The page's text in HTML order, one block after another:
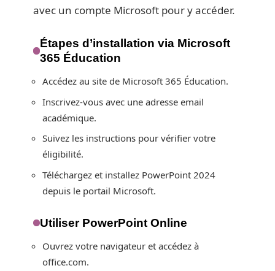
avec un compte Microsoft pour y accéder.
Étapes d’installation via Microsoft
365 Éducation
Accédez au site de Microsoft 365 Éducation.
Inscrivez-vous avec une adresse email
académique.
Suivez les instructions pour vérifier votre
éligibilité.
Téléchargez et installez PowerPoint 2024
depuis le portail Microsoft.
Utiliser PowerPoint Online
Ouvrez votre navigateur et accédez à
office.com.